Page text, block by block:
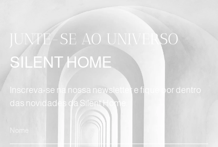
JUNTE-SE AO UNIVERSO
SILENT HOME
Inscreva-se na nossa newsletter e fique por dentro
das novidades da Silent Home.